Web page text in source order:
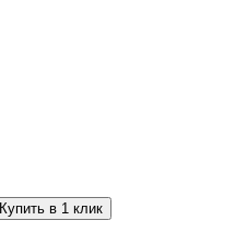
Купить в 1 клик